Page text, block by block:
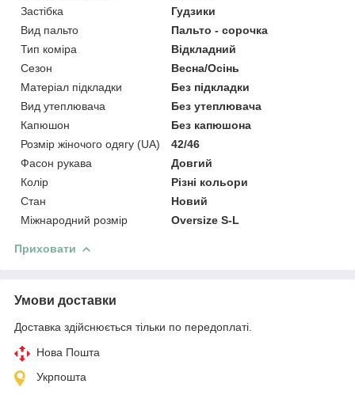
Застібка
Гудзики
Вид пальто
Пальто - сорочка
Тип коміра
Відкладний
Сезон
Весна/Осінь
Матеріал підкладки
Без підкладки
Вид утеплювача
Без утеплювача
Капюшон
Без капюшона
Розмір жіночого одягу (UA)
42/46
Фасон рукава
Довгий
Колір
Різні кольори
Стан
Новий
Міжнародний розмір
Oversize S-L
Приховати
Умови доставки
Доставка здійснюється тільки по передоплаті.
Нова Пошта
Укрпошта